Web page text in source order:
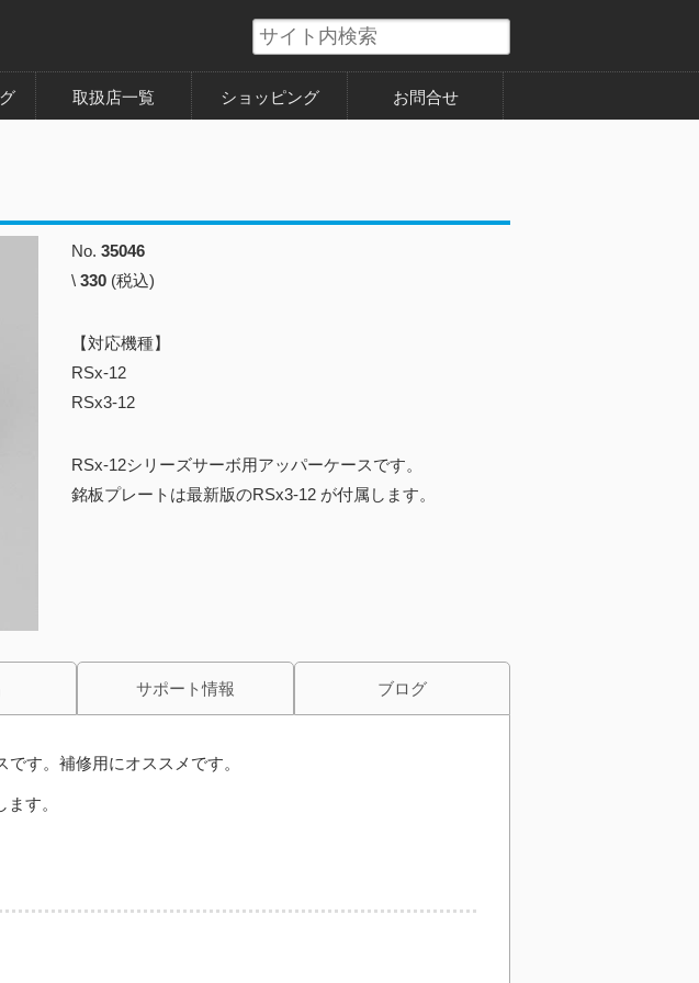
取扱店一覧 ショッピング お問合せ
No. 35046
\ 330 (税込)
【対応機種】
RSx-12
RSx3-12
RSx-12シリーズサーボ用アッパーケースです。
銘板プレートは最新版のRSx3-12 が付属します。
サポート情報 ブログ
す。補修用にオススメです。
す。